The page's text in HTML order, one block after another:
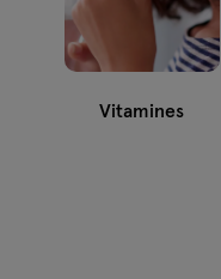
Vitamines